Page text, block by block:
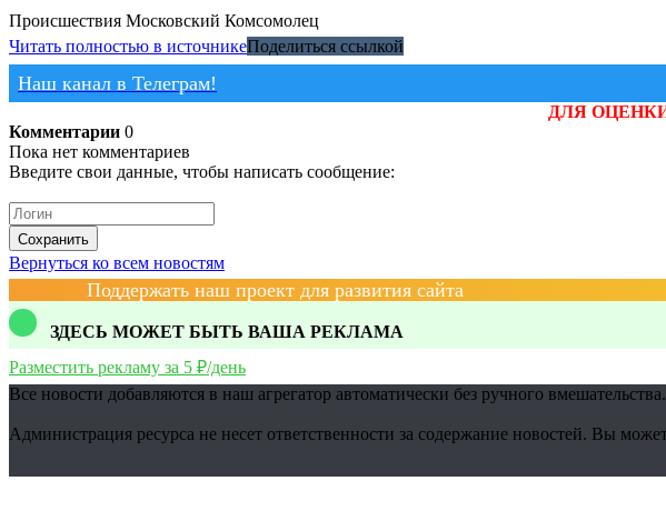
Происшествия Московский Комсомолец
Читать полностью в источникеПоделиться ссылкой
Наш канал в Телеграм!
ДЛЯ
Комментарии 0
Пока нет комментариев
Введите свои данные, чтобы написать сообщение:
Сохранить
Вернуться ко всем новостям
Поддержать наш проект для развития сайта
ЗДЕСЬ МОЖЕТ БЫТЬ ВАША РЕКЛАМА
Разместить рекламу за 5 ₽/день
Все новости добавляются в наш агрегатор автоматически без ручного вмешательства.
Администрация ресурса не несет ответственности за содержание новостей. Вы